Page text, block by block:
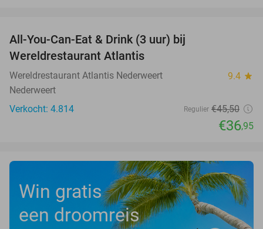
All-You-Can-Eat & Drink (3 uur) bij
Wereldrestaurant Atlantis
Wereldrestaurant Atlantis Nederweert 9.4 star
Nederweert
Verkocht: 4.814
Regulier €45,50
€36,95
Win gratis
een droomreis